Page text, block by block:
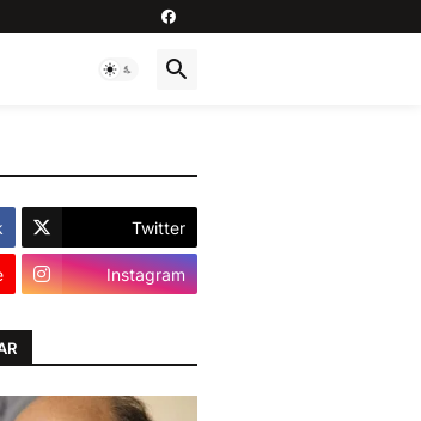
Twitter
Instagram